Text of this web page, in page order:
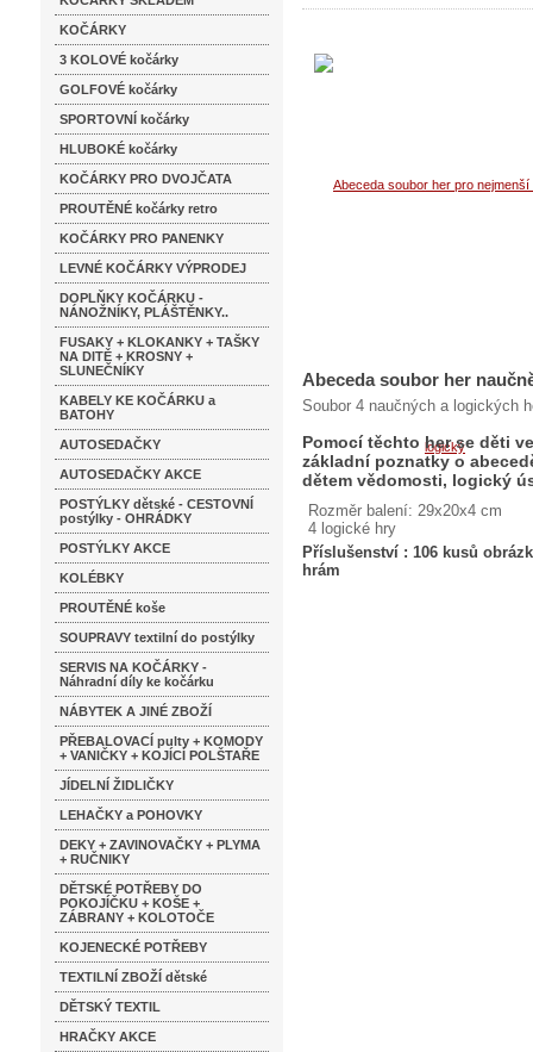
KOČÁRKY
3 KOLOVÉ kočárky
GOLFOVÉ kočárky
SPORTOVNÍ kočárky
HLUBOKÉ kočárky
KOČÁRKY PRO DVOJČATA
PROUTĚNÉ kočárky retro
KOČÁRKY PRO PANENKY
LEVNÉ KOČÁRKY VÝPRODEJ
DOPLŇKY KOČÁRKU -
NÁNOŽNÍKY, PLÁŠTĚNKY..
FUSAKY + KLOKANKY + TAŠKY
NA DITĚ + KROSNY +
SLUNEČNÍKY
KABELY KE KOČÁRKU a
BATOHY
AUTOSEDAČKY
AUTOSEDAČKY AKCE
POSTÝLKY dětské - CESTOVNÍ
postýlky - OHRÁDKY
POSTÝLKY AKCE
KOLÉBKY
PROUTĚNÉ koše
SOUPRAVY textilní do postýlky
SERVIS NA KOČÁRKY -
Náhradní díly ke kočárku
NÁBYTEK A JINÉ ZBOŽÍ
PŘEBALOVACÍ pulty + KOMODY
+ VANIČKY + KOJÍCÍ POLŠTAŘE
JÍDELNÍ ŽIDLIČKY
LEHAČKY a POHOVKY
DEKY + ZAVINOVAČKY + PLYMA
+ RUČNIKY
DĚTSKÉ POTŘEBY DO
POKOJÍČKU + KOŠE +
ZÁBRANY + KOLOTOČE
KOJENECKÉ POTŘEBY
TEXTILNÍ ZBOŽÍ dětské
DĚTSKÝ TEXTIL
HRAČKY AKCE
Abeceda soubor her
Soubor 4 naučných a logických
Pomocí těchto her se děti
základní poznatky o
dětem vědomosti, logický
Rozměr balení: 29x20x4 cm
4 logické hry
Příslušenství : 106 kusů
hrám